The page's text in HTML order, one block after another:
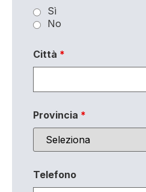
Sì
No
Città *
Provincia *
Telefono